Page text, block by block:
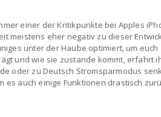
einer der Kritikpunkte bei Apples
meistens eher negativ zu dieser
unter der Haube optimiert, um
und wie sie zustande kommt, erfahrt
oder zu Deutsch Stromsparmodus
es auch einige Funktionen drastisch